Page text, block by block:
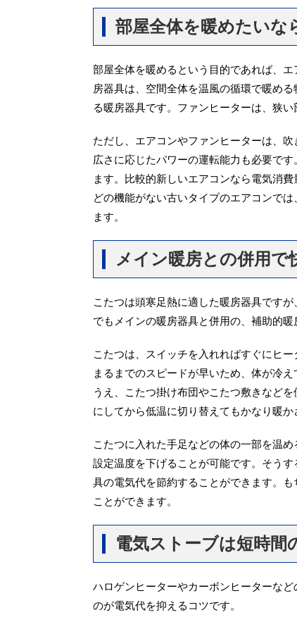
部屋全体を暖めたいな
部屋全体を暖めるという目的であれば、
房器具は、空間全体を温風の循環で暖め
る暖房器具です。ファンヒーターは、狭
ただし、エアコンやファンヒーターは、
広さに応じたパワーの運転能力も必要で
ます。比較的新しいエアコンなら電気消
どの機能がない古いタイプのエアコンで
ます。
メイン暖房との併用で
こたつは頭寒足熱に適した暖房器具です
でもメインの暖房器具と併用の、補助的
こたつは、スイッチを入れればすぐにヒ
まるまでのスピードが早いため、体が冷
うえ、こたつ掛け布団やこたつ敷きなど
にしてから低温に切り替えてもかなり暖
こたつに入れた手足などの体の一部を温
設定温度を下げることが可能です。そう
具の電気代を節約することができます。も
ことができます。
電気ストーブは短時間
ハロゲンヒーターやカーボンヒーターなど
のが電気代を抑えるコツです。